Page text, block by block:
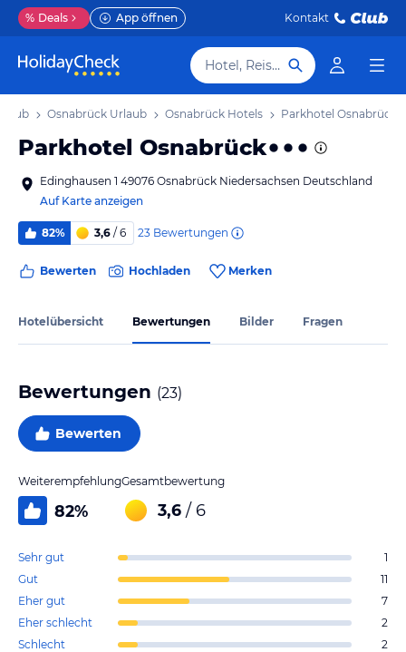
% Deals App öffnen Kontakt
Hotel, Reiseziel
Osnabrück Urlaub Osnabrück Hotels Parkhotel Osnabrück
Parkhotel Osnabrück
Edinghausen 1 49076 Osnabrück Niedersachsen Deutschland
Auf Karte anzeigen
82% 3,6 / 6 23 Bewertungen
Bewerten Hochladen Merken
Hotelübersicht Bewertungen Bilder Fragen
Bewertungen (23)
Bewerten
Weiterempfehlung
82%
Gesamtbewertung
3,6 / 6
Sehr gut
1
Gut
11
Eher gut
7
Eher schlecht
2
Schlecht
2